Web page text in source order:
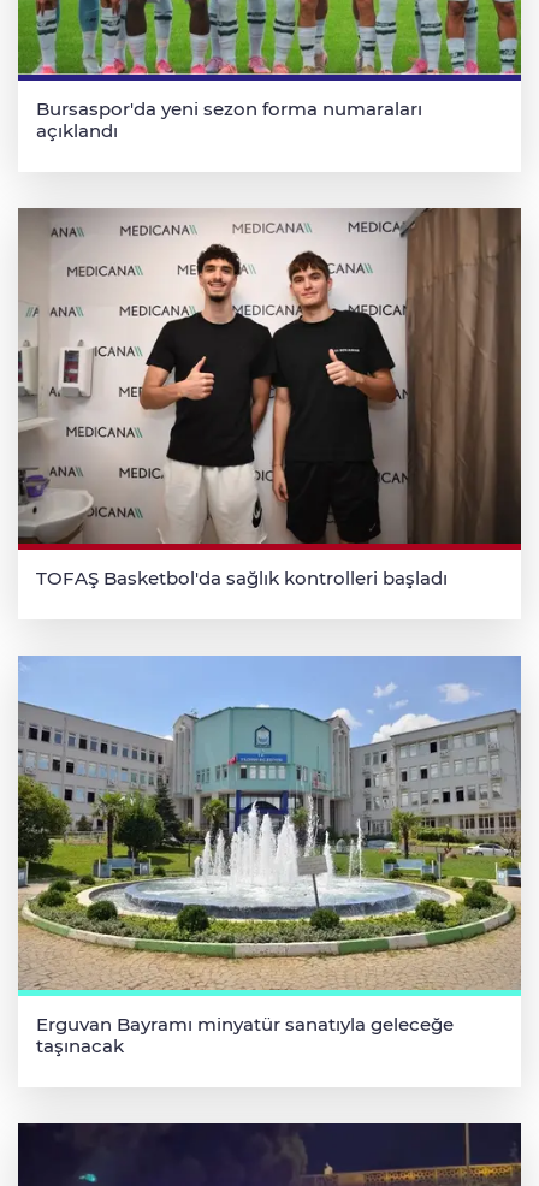
Bursaspor'da yeni sezon forma numaraları
açıklandı
TOFAŞ Basketbol'da sağlık kontrolleri başladı
Erguvan Bayramı minyatür sanatıyla geleceğe
taşınacak